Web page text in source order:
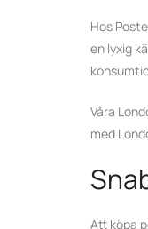
Hos
en lyxig
Våra
med
Att köpa